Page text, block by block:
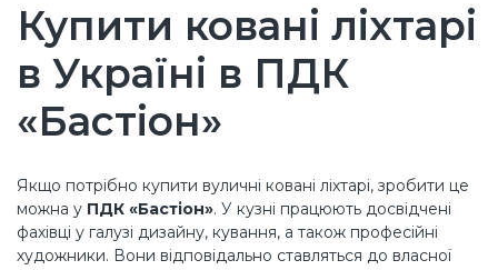
Купити ковані ліхтарі
в Україні в ПДК
«Бастіон»
Якщо потрібно купити вуличні ковані ліхтарі, зробити це
можна у ПДК «Бастіон». У кузні працюють досвідчені
фахівці у галузі дизайну, кування, а також професійні
художники. Вони відповідально ставляться до власної